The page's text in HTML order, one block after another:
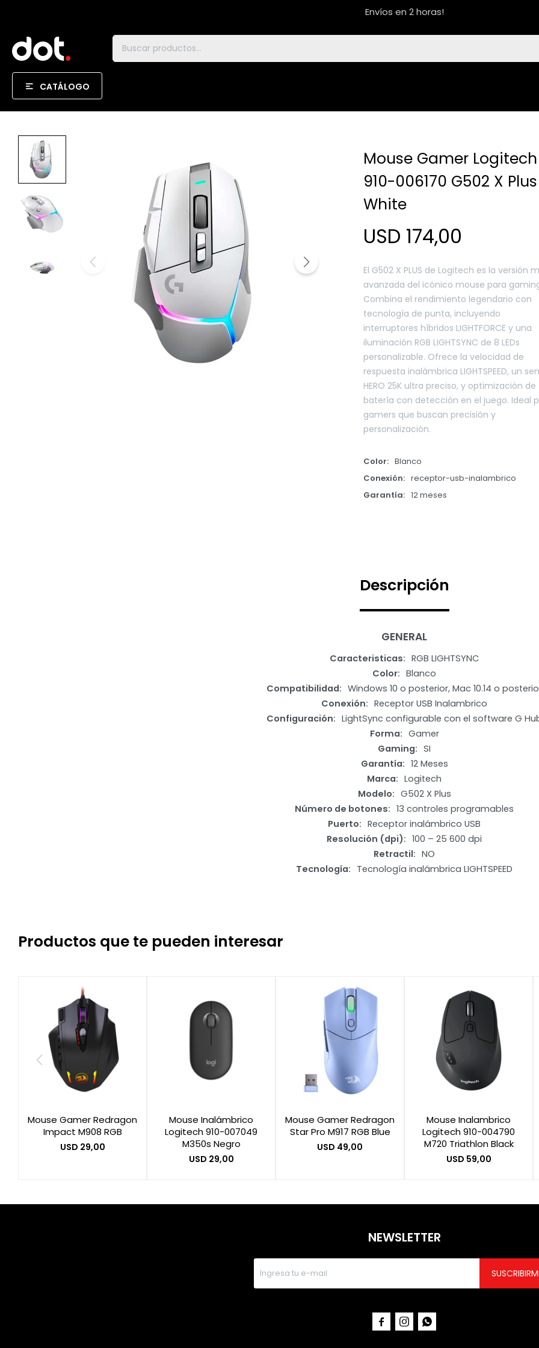
Envíos en 2 horas!
CATÁLOGO
Mouse Gamer Logitech
910-006170 G502 X Plus
White
USD 174,00
El G502 X PLUS de Logitech es la versión
avanzada del icónico mouse para
Combina el rendimiento legendario con
tecnología de punta, incluyendo
interruptores híbridos LIGHTFORCE y una
iluminación RGB LIGHTSYNC de 8 LEDs
personalizable. Ofrece la velocidad de
respuesta inalámbrica LIGHTSPEED, un
HERO 25K ultra preciso, y optimización de
batería con detección en el juego. Ideal
gamers que buscan precisión y
personalización.
Color
Blanco
Conexión
receptor-usb-inalambrico
Garantía
12 meses
Descripción
GENERAL
Caracteristicas
RGB LIGHTSYNC
Color
Blanco
Compatibilidad
Windows 10 o posterior, Mac 10.14 o
Conexión
Receptor USB Inalambrico
Configuración
LightSync configurable con el software G
Forma
Gamer
Gaming
SI
Garantía
12 Meses
Marca
Logitech
Modelo
G502 X Plus
Número de botones
13 controles programables
Puerto
Receptor inalámbrico USB
Resolución (dpi)
100 – 25 600 dpi
Retractil
NO
Tecnología
Tecnología inalámbrica LIGHTSPEED
Productos que te pueden interesar
Mouse Gamer Redragon
Impact M908 RGB
USD 29,00
Mouse Inalámbrico
Logitech 910-007049
M350s Negro
USD 29,00
Mouse Gamer Redragon
Star Pro M917 RGB Blue
USD 49,00
Mouse Inalambrico
Logitech 910-004790
M720 Triathlon Black
USD 59,00
NEWSLETTER
  